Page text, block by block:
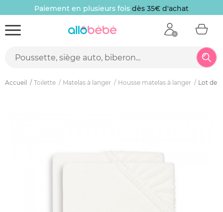
Paiement en plusieurs fois dès 35€ d'achat
Accueil Toilette Matelas à langer Housse matelas à langer Lot de